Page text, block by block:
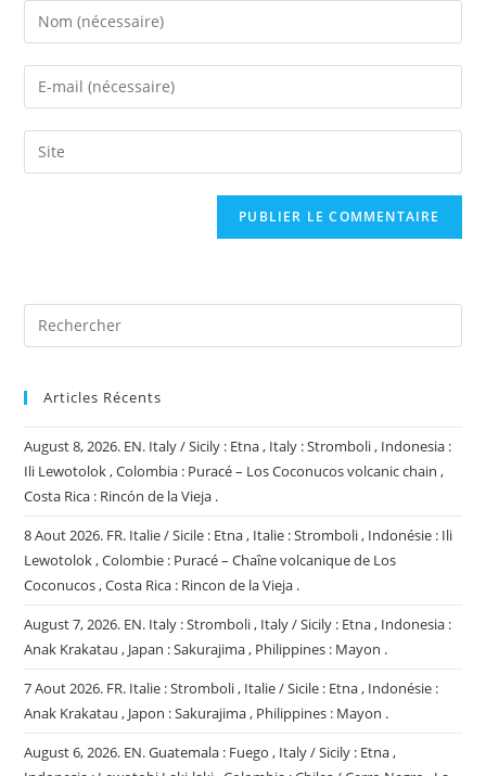
Enter
your
name
comment
Enter
your
email
address
Saisir
l’URL
Articles Récents
August 8, 2026. EN. Italy / Sicily : Etna , Italy : Stromboli , Indonesia :
Ili Lewotolok , Colombia : Puracé – Los Coconucos volcanic chain ,
Costa Rica : Rincón de la Vieja .
8 Aout 2026. FR. Italie / Sicile : Etna , Italie : Stromboli , Indonésie : Ili
Lewotolok , Colombie : Puracé – Chaîne volcanique de Los
Coconucos , Costa Rica : Rincon de la Vieja .
August 7, 2026. EN. Italy : Stromboli , Italy / Sicily : Etna , Indonesia :
Anak Krakatau , Japan : Sakurajima , Philippines : Mayon .
7 Aout 2026. FR. Italie : Stromboli , Italie / Sicile : Etna , Indonésie :
Anak Krakatau , Japon : Sakurajima , Philippines : Mayon .
August 6, 2026. EN. Guatemala : Fuego , Italy / Sicily : Etna ,